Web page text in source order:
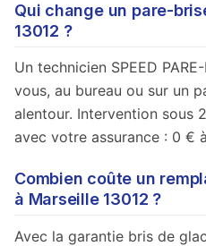
Qui change un pare-
13012 ?
Un technicien SPEED
vous, au bureau ou sur un
alentour. Intervention sous
avec votre assurance : 0 €
Combien coûte un
à Marseille 13012 ?
Avec la garantie bris de